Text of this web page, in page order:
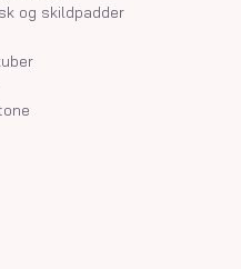
og skildpadder